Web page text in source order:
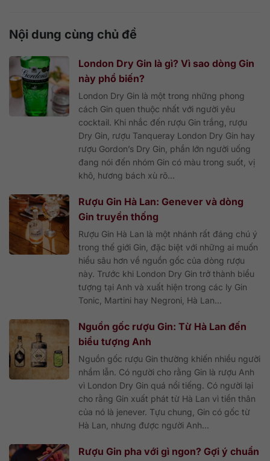
Nội dung cùng chủ đề
London Dry Gin là gì? Vì sao dòng Gin
này phổ biến?
London Dry Gin là một trong những phong
cách Gin quen thuộc nhất với người yêu
cocktail. Khi nhắc đến rượu Gin trắng, rượu
Dry Gin, rượu Tanqueray London Dry Gin hay
rượu Gordon’s Dry Gin, phần lớn người uống
đang nói đến nhóm Gin có màu trong suốt, vị
khô, hương bách xù rõ...
Rượu Gin Hà Lan: Genever và dòng
Gin truyền thống
Rượu Gin Hà Lan là một nhánh rất đáng chú ý
trong thế giới Gin, đặc biệt với những ai muốn
hiểu sâu hơn về nguồn gốc của dòng rượu
này. Trước khi London Dry Gin trở thành biểu
tượng tại Anh và xuất hiện trong các ly Gin
Tonic, Martini hay Negroni, Hà Lan...
Nguồn gốc rượu Gin: Từ Hà Lan đến
biểu tượng Anh
Nguồn gốc rượu Gin thường khiến nhiều người
nhầm lẫn. Có người cho rằng Gin là rượu Anh
vì London Dry Gin quá nổi tiếng. Có người lại
cho rằng Gin xuất phát từ Hà Lan vì tiền thân
của nó là jenever. Tựu chung, Gin có gốc từ
Hà Lan, nhưng được người Anh...
Rượu Gin pha với gì ngon? Gợi ý chuẩn